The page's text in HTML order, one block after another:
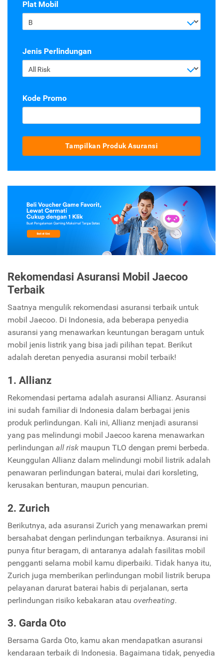
Plat Mobil
B
Jenis Perlindungan
All Risk
Kode Promo
Tampilkan Produk Asuransi
Rekomendasi Asuransi Mobil Jaecoo
Terbaik
Saatnya mengulik rekomendasi asuransi terbaik untuk
mobil Jaecoo. Di Indonesia, ada beberapa penyedia
asuransi yang menawarkan keuntungan beragam untuk
mobil jenis listrik yang bisa jadi pilihan tepat. Berikut
adalah deretan penyedia asuransi mobil terbaik!
1. Allianz
Rekomendasi pertama adalah asuransi Allianz. Asuransi
ini sudah familiar di Indonesia dalam berbagai jenis
produk perlindungan. Kali ini, Allianz menjadi asuransi
yang pas melindungi mobil Jaecoo karena menawarkan
perlindungan all risk maupun TLO dengan premi berbeda.
Keunggulan Allianz dalam melindungi mobil listrik adalah
penawaran perlindungan baterai, mulai dari korsleting,
kerusakan benturan, maupun pencurian.
2. Zurich
Berikutnya, ada asuransi Zurich yang menawarkan premi
bersahabat dengan perlindungan terbaiknya. Asuransi ini
punya fitur beragam, di antaranya adalah fasilitas mobil
pengganti selama mobil kamu diperbaiki. Tidak hanya itu,
Zurich juga memberikan perlindungan mobil listrik berupa
pelayanan darurat baterai habis di perjalanan, serta
perlindungan risiko kebakaran atau overheating.
3. Garda Oto
Bersama Garda Oto, kamu akan mendapatkan asuransi
kendaraan terbaik di Indonesia. Bagaimana tidak, penyedia